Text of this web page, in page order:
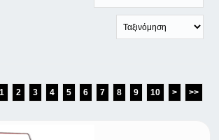
1 2 3 4 5 6 7 8 9 10 > >>